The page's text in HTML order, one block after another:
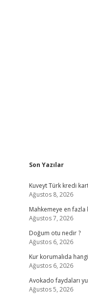
Sidebar
Son Yazılar
Kuveyt Türk kredi
Ağustos 8, 2026
Mahkemeye en
Ağustos 7, 2026
Doğum otu nedir ?
Ağustos 6, 2026
Kur korumalıda hangi
Ağustos 6, 2026
Avokado faydaları
Ağustos 5, 2026
betci